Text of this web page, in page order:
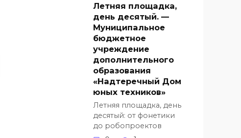
Летняя площадка,
день десятый. —
Муниципальное
бюджетное
учреждение
дополнительного
образования
«Надтеречный Дом
юных техников»
Летняя площадка, день
десятый: от фонетики
до робопроектов